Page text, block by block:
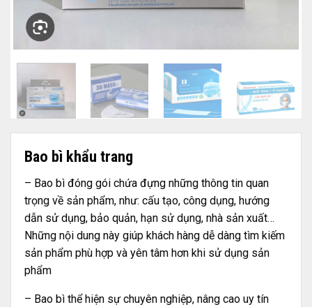
Bao bì khẩu trang
– Bao bì đóng gói chứa đựng những thông tin quan
trọng về sản phẩm, như: cấu tạo, công dụng, hướng
dẫn sử dụng, bảo quản, hạn sử dụng, nhà sản xuất…
Những nội dung này giúp khách hàng dễ dàng tìm kiếm
sản phẩm phù hợp và yên tâm hơn khi sử dụng sản
phẩm
– Bao bì thể hiện sự chuyên nghiệp, nâng cao uy tín